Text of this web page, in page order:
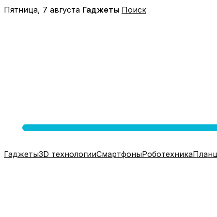
Перейти
Пятница, 7 августа Гаджеты Поиск
Гаджеты3D технологииСмартфоныРоботехника